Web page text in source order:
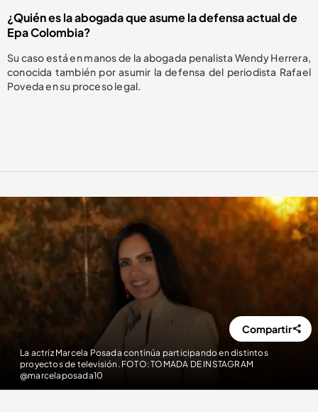
¿Quién es la abogada que asume la defensa actual de
Epa Colombia?
Su caso está en manos de la abogada penalista Wendy Herrera,
conocida también por asumir la defensa del periodista Rafael
Poveda en su proceso legal.
La actriz Marcela Posada continúa participando en distintos
proyectos de televisión. FOTO: TOMADA DE INSTAGRAM
@marcelaposada10
Compartir